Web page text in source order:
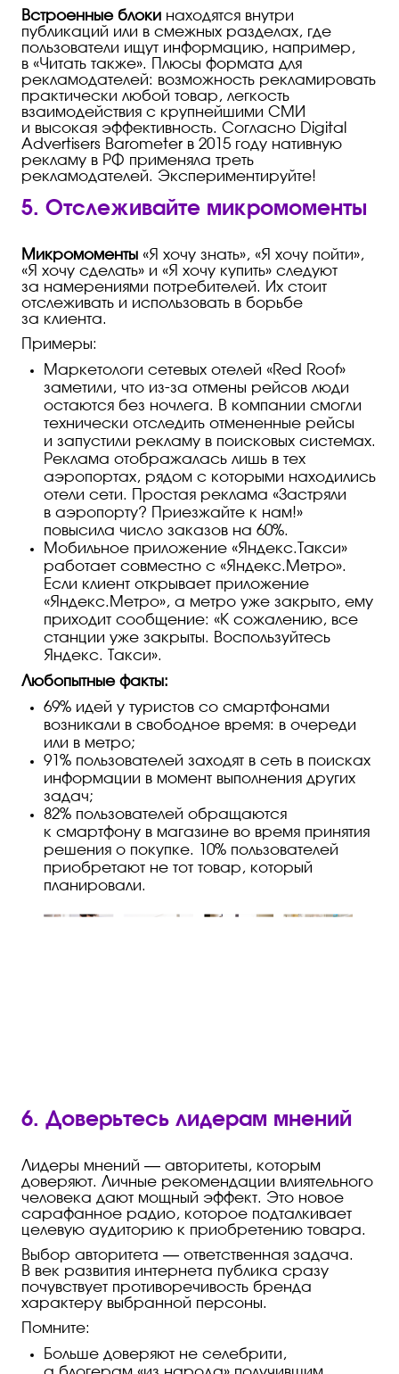
Встроенные блоки находятся внутри
публикаций или в смежных разделах, где
пользователи ищут информацию, например,
в «Читать также». Плюсы формата для
рекламодателей: возможность рекламировать
практически любой товар, легкость
взаимодействия с крупнейшими СМИ
и высокая эффективность. Согласно Digital
Advertisers Barometer в 2015 году нативную
рекламу в РФ применяла треть
рекламодателей. Экспериментируйте!
5. Отслеживайте микромоменты
Микромоменты «Я хочу знать», «Я хочу пойти»,
«Я хочу сделать» и «Я хочу купить» следуют
за намерениями потребителей. Их стоит
отслеживать и использовать в борьбе
за клиента.
Примеры:
Маркетологи сетевых отелей «Red Roof»
заметили, что из-за отмены рейсов люди
остаются без ночлега. В компании смогли
технически отследить отмененные рейсы
и запустили рекламу в поисковых системах.
Реклама отображалась лишь в тех
аэропортах, рядом с которыми находились
отели сети. Простая реклама «Застряли
в аэропорту? Приезжайте к нам!»
повысила число заказов на 60%.
Мобильное приложение «Яндекс.Такси»
работает совместно с «Яндекс.Метро».
Если клиент открывает приложение
«Яндекс.Метро», а метро уже закрыто, ему
приходит сообщение: «К сожалению, все
станции уже закрыты. Воспользуйтесь
Яндекс. Такси».
Любопытные факты:
69% идей у туристов со смартфонами
возникали в свободное время: в очереди
или в метро;
91% пользователей заходят в сеть в поисках
информации в момент выполнения других
задач;
82% пользователей обращаются
к смартфону в магазине во время принятия
решения о покупке. 10% пользователей
приобретают не тот товар, который
планировали.
6. Доверьтесь лидерам мнений
Лидеры мнений — авторитеты, которым
доверяют. Личные рекомендации влиятельного
человека дают мощный эффект. Это новое
сарафанное радио, которое подталкивает
целевую аудиторию к приобретению товара.
Выбор авторитета — ответственная задача.
В век развития интернета публика сразу
почувствует противоречивость бренда
характеру выбранной персоны.
Помните:
Больше доверяют не селебрити,